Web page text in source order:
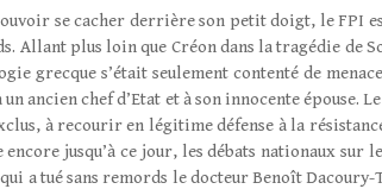
se cacher derrière son petit doigt, le FPI
Allant plus loin que Créon dans la tragédie de
grecque s’était seulement contenté de
ancien chef d’Etat et à son innocente épouse.
à recourir en légitime défense à la
jusqu’à ce jour, les débats nationaux
a tué sans remords le docteur Benoît